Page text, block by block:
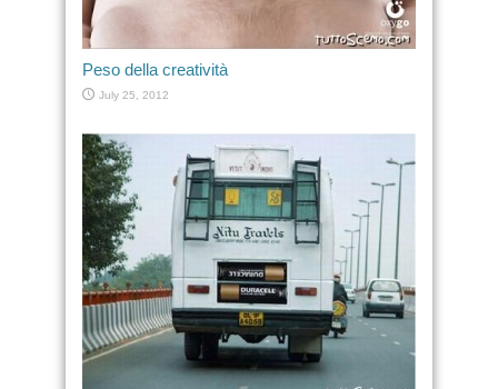
Peso della creatività
July 25, 2012